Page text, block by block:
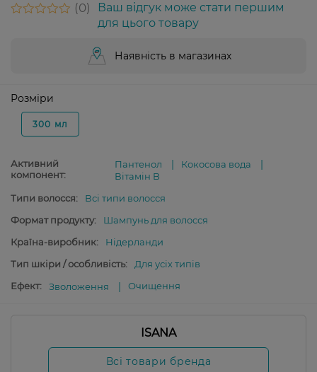
0
Ваш відгук може стати першим
для цього товару
Наявність в магазинах
Розміри
300 мл
Активний
компонент:
Пантенол
Кокосова вода
Вітамін B
Типи волосся:
Всі типи волосся
Формат продукту:
Шампунь для волосся
Країна-виробник:
Нідерланди
Тип шкіри / особливість:
Для усіх типів
Ефект:
Зволоження Очищення
ISANA
Всі товари бренда